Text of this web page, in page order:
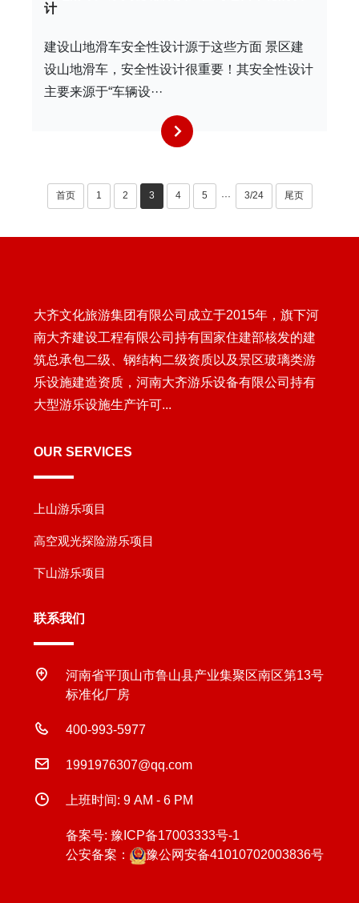
计
建设山地滑车安全性设计源于这些方面 景区建
设山地滑车，安全性设计很重要！其安全性设计
主要来源于“车辆设···
首页 1 2 3 4 5 ··· 3/24 尾页
大齐文化旅游集团有限公司成立于2015年，旗下河
南大齐建设工程有限公司持有国家住建部核发的建
筑总承包二级、钢结构二级资质以及景区玻璃类游
乐设施建造资质，河南大齐游乐设备有限公司持有
大型游乐设施生产许可...
OUR SERVICES
上山游乐项目
高空观光探险游乐项目
下山游乐项目
联系我们
河南省平顶山市鲁山县产业集聚区南区第13号
标准化厂房
400-993-5977
1991976307@qq.com
上班时间: 9 AM - 6 PM
备案号: 豫ICP备17003333号-1
公安备案：
豫公网安备41010702003836号